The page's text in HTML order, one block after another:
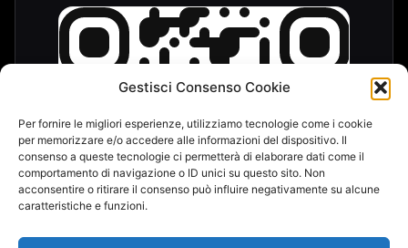
Gestisci Consenso Cookie
Per fornire le migliori esperienze, utilizziamo tecnologie come i cookie
per memorizzare e/o accedere alle informazioni del dispositivo. Il
consenso a queste tecnologie ci permetterà di elaborare dati come il
comportamento di navigazione o ID unici su questo sito. Non
acconsentire o ritirare il consenso può influire negativamente su alcune
caratteristiche e funzioni.